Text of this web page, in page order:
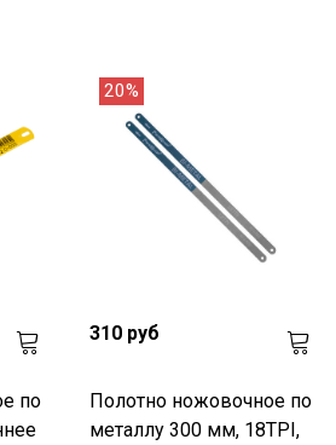
по
20%
310 руб
Полотно ножовочное по
металлу 300 мм, 18TPI,